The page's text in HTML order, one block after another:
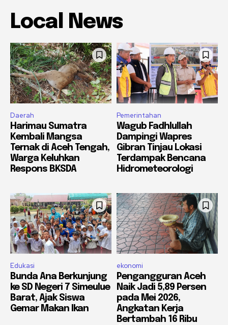
Local News
Daerah
Harimau Sumatra
Kembali Mangsa
Ternak di Aceh Tengah,
Warga Keluhkan
Respons BKSDA
Pemerintahan
Wagub Fadhlullah
Dampingi Wapres
Gibran Tinjau Lokasi
Terdampak Bencana
Hidrometeorologi
Edukasi
Bunda Ana Berkunjung
ke SD Negeri 7 Simeulue
Barat, Ajak Siswa
Gemar Makan Ikan
ekonomi
Pengangguran Aceh
Naik Jadi 5,89 Persen
pada Mei 2026,
Angkatan Kerja
Bertambah 16 Ribu